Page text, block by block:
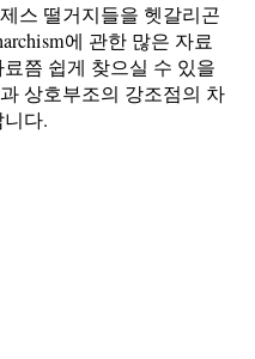
스 떨거지들을 헷갈리곤
에 관한 많은 자료
쯤 쉽게 찾으실 수 있을
상호부조의 강조점의 차
다.